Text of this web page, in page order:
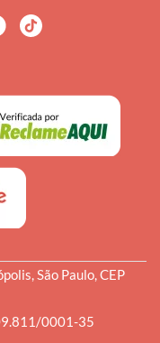
São Paulo, CEP
0001-35